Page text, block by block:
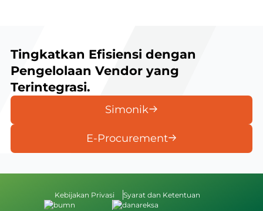
Tingkatkan Efisiensi dengan
Pengelolaan Vendor yang
Terintegrasi.
Simonik
E-Procurement
Kebijakan Privasi Syarat dan Ketentuan